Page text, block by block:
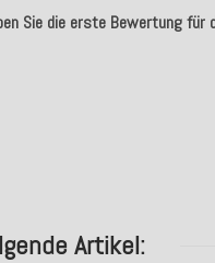
Sie die erste Bewertung für
Artikel: